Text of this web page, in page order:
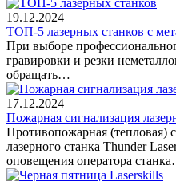
19.12.2024
ТОП-5 лазерных станков с
При выборе
гравировки и резки
обращать…
17.12.2024
Пожарная сигнализация
Противопожарная
лазерного станка Thunder
оповещения оператора